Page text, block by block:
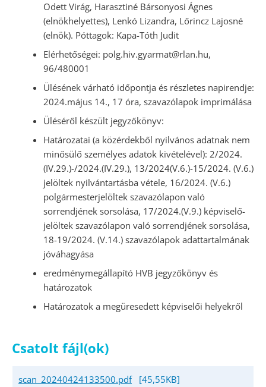
Odett Virág, Harasztiné Bársonyosi Ágnes
(elnökhelyettes), Lenkó Lizandra, Lőrincz Lajosné
(elnök). Póttagok: Kapa-Tóth Judit
Elérhetőségei: polg.hiv.gyarmat@rlan.hu,
96/480001
Ülésének várható időpontja és részletes napirendje:
2024.május 14., 17 óra, szavazólapok imprimálása
Üléséről készült jegyzőkönyv:
Határozatai (a közérdekből nyilvános adatnak nem
minősülő személyes adatok kivételével): 2/2024.
(IV.29.)-/2024.(IV.29.), 13/2024(V.6.)-15/2024. (V.6.)
jelöltek nyilvántartásba vétele, 16/2024. (V.6.)
polgármesterjelöltek szavazólapon való
sorrendjének sorsolása, 17/2024.(V.9.) képviselő-
jelöltek szavazólapon való sorrendjének sorsolása,
18-19/2024. (V.14.) szavazólapok adattartalmának
jóváhagyása
eredménymegállapító HVB jegyzőkönyv és
határozatok
Határozatok a megüresedett képviselői helyekről
Csatolt fájl(ok)
scan_20240424133500.pdf [45,55KB]